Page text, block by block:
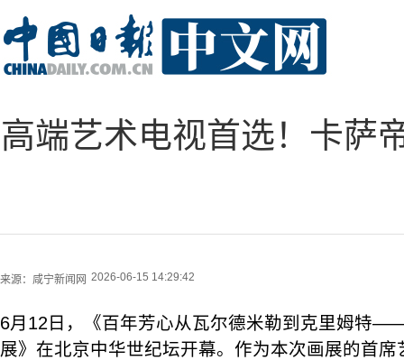
高端艺术电视首选！卡萨
来源： 咸宁新闻网 2026-06-15 14:29:42
6月12日，《百年芳心从瓦尔德米勒到克里姆特
展》在北京中华世纪坛开幕。作为本次画展的首